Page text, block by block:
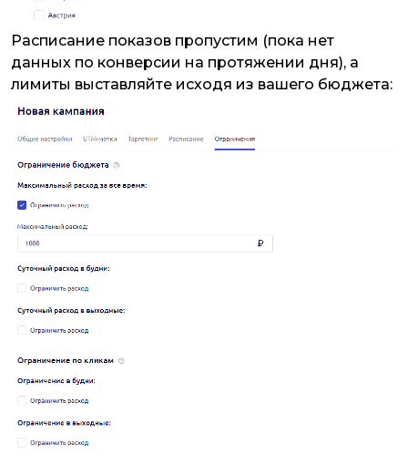
Расписание показов пропустим (пока нет
данных по конверсии на протяжении дня), а
лимиты выставляйте исходя из вашего бюджета: